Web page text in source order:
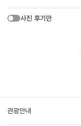
사진 후기만
관광안내